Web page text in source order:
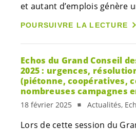
et autant d’emplois génère
POURSUIVRE LA LECTURE
Echos du Grand Conseil
2025 : urgences,
(piétonne, coopératives,
nombreuses campagnes
18 février 2025 Actualités,
Lors de cette session du